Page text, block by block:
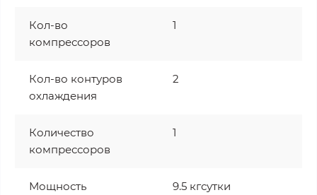
Кол-во
компрессоров
1
Кол-во контуров
охлаждения
2
Количество
компрессоров
1
Мощность
9.5 кгсутки